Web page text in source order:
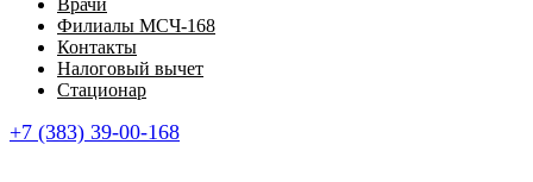
Врачи
Филиалы МСЧ-168
Контакты
Налоговый вычет
Стационар
+7 (383) 39-00-168